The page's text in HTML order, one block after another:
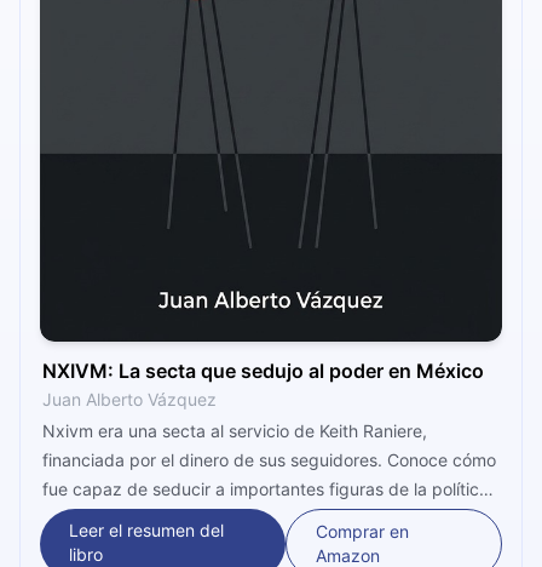
NXIVM: La secta que sedujo al poder en México
Juan Alberto Vázquez
Nxivm era una secta al servicio de Keith Raniere,
financiada por el dinero de sus seguidores. Conoce cómo
fue capaz de seducir a importantes figuras de la política,
los negocios y el mundo del entretenimiento.
Leer el resumen del
libro
Comprar en
Amazon